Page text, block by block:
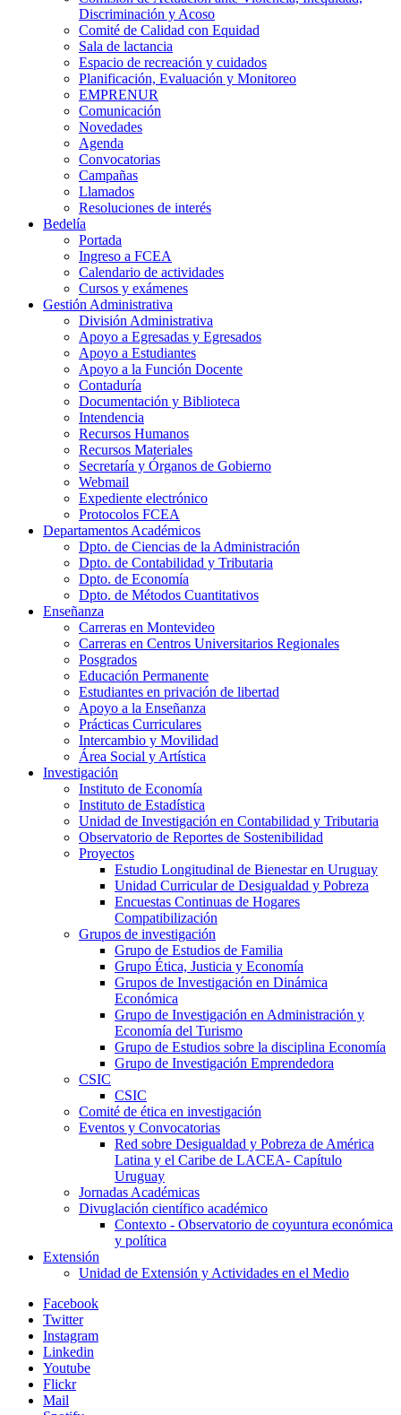
Discriminación y Acoso
Comité de Calidad con Equidad
Sala de lactancia
Espacio de recreación y cuidados
Planificación, Evaluación y Monitoreo
EMPRENUR
Comunicación
Novedades
Agenda
Convocatorias
Campañas
Llamados
Resoluciones de interés
Bedelía
Portada
Ingreso a FCEA
Calendario de actividades
Cursos y exámenes
Gestión Administrativa
División Administrativa
Apoyo a Egresadas y Egresados
Apoyo a Estudiantes
Apoyo a la Función Docente
Contaduría
Documentación y Biblioteca
Intendencia
Recursos Humanos
Recursos Materiales
Secretaría y Órganos de Gobierno
Webmail
Expediente electrónico
Protocolos FCEA
Departamentos Académicos
Dpto. de Ciencias de la Administración
Dpto. de Contabilidad y Tributaria
Dpto. de Economía
Dpto. de Métodos Cuantitativos
Enseñanza
Carreras en Montevideo
Carreras en Centros Universitarios Regionales
Posgrados
Educación Permanente
Estudiantes en privación de libertad
Apoyo a la Enseñanza
Prácticas Curriculares
Intercambio y Movilidad
Área Social y Artística
Investigación
Instituto de Economía
Instituto de Estadística
Unidad de Investigación en Contabilidad y Tributaria
Observatorio de Reportes de Sostenibilidad
Proyectos
Estudio Longitudinal de Bienestar en Uruguay
Unidad Curricular de Desigualdad y Pobreza
Encuestas Continuas de Hogares
Compatibilización
Grupos de investigación
Grupo de Estudios de Familia
Grupo Ética, Justicia y Economía
Grupos de Investigación en Dinámica
Económica
Grupo de Investigación en Administración y
Economía del Turismo
Grupo de Estudios sobre la disciplina Economía
Grupo de Investigación Emprendedora
CSIC
CSIC
Comité de ética en investigación
Eventos y Convocatorias
Red sobre Desigualdad y Pobreza de América
Latina y el Caribe de LACEA- Capítulo
Uruguay
Jornadas Académicas
Divuglación científico académico
Contexto - Observatorio de coyuntura económica
y política
Extensión
Unidad de Extensión y Actividades en el Medio
Facebook
Twitter
Instagram
Linkedin
Youtube
Flickr
Mail